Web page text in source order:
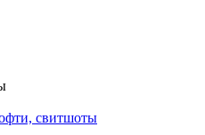
свитшоты